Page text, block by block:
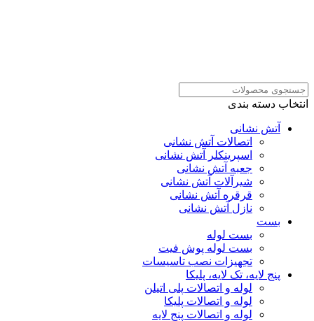
انتخاب دسته بندی
آتش نشانی
اتصالات آتش نشانی
اسپرینکلر آتش نشانی
جعبه آتش نشانی
شیرآلات آتش نشانی
قرقره آتش نشانی
نازل آتش نشانی
بست
بست لوله
بست لوله پوش فیت
تجهیزات نصب تاسیسات
پنج لایه، تک لایه، پلیکا
لوله و اتصالات پلی اتیلن
لوله و اتصالات پلیکا
لوله و اتصالات پنج لایه